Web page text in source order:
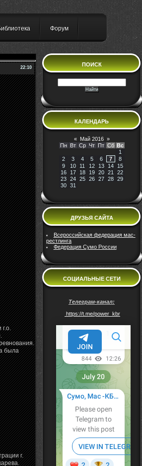
Форум
22:10
была
г.
ПОИСК
КАЛЕНДАРЬ
« Май 2016 »
Пн
Вт Ср Чт Пт Сб Вс
1
2
3 4 5 6 7
8
9
10 11 12 13 14
15
16
17 18 19 20 21
22
23
24 25 26 27 28
29
30
31
ДРУЗЬЯ САЙТА
Всероссийская федерация мас-
рестлинга
Федерация Сумо России
СОЦИАЛЬНЫЕ СЕТИ
Телеграм-канал:
https://t.me/power_kbr